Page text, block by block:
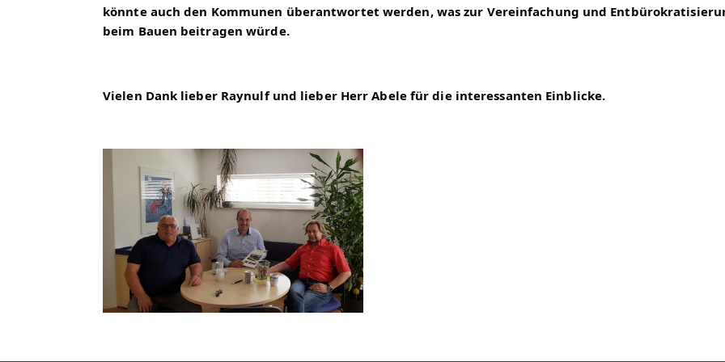
könnte auch den Kommunen überantwortet werden, was zur Vereinfachung und
beim Bauen beitragen würde.
Vielen Dank lieber Raynulf und lieber Herr Abele für die interessanten Einblicke.